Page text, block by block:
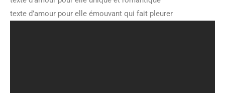
texte d’amour pour elle émouvant qui fait pleurer